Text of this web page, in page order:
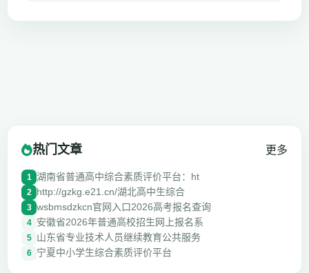
热门文章 更多
1 湖南省普通高中综合素质评价平台：ht
2 http://gzkg.e21.cn/湖北高中生综合
3 wsbmsdzkcn官网入口2026高考报名查询
4 安徽省2026年普通高校招生网上报名系
5 山东省专业技术人员继续教育公共服务
6 宁夏中小学生综合素质评价平台